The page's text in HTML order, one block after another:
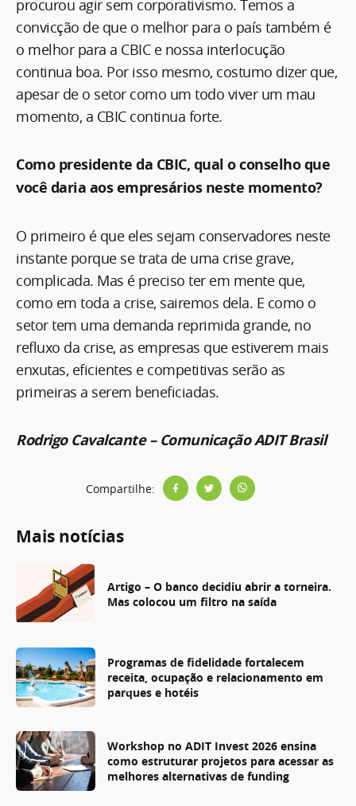
procurou agir sem corporativismo. Temos a
convicção de que o melhor para o país também é
o melhor para a CBIC e nossa interlocução
continua boa. Por isso mesmo, costumo dizer que,
apesar de o setor como um todo viver um mau
momento, a CBIC continua forte.
Como presidente da CBIC, qual o conselho que
você daria aos empresários neste momento?
O primeiro é que eles sejam conservadores neste
instante porque se trata de uma crise grave,
complicada. Mas é preciso ter em mente que,
como em toda a crise, sairemos dela. E como o
setor tem uma demanda reprimida grande, no
refluxo da crise, as empresas que estiverem mais
enxutas, eficientes e competitivas serão as
primeiras a serem beneficiadas.
Rodrigo Cavalcante – Comunicação ADIT Brasil
Compartilhe:
Mais notícias
Artigo – O banco decidiu abrir a torneira.
Mas colocou um filtro na saída
Programas de fidelidade fortalecem
receita, ocupação e relacionamento em
parques e hotéis
Workshop no ADIT Invest 2026 ensina
como estruturar projetos para acessar as
melhores alternativas de funding